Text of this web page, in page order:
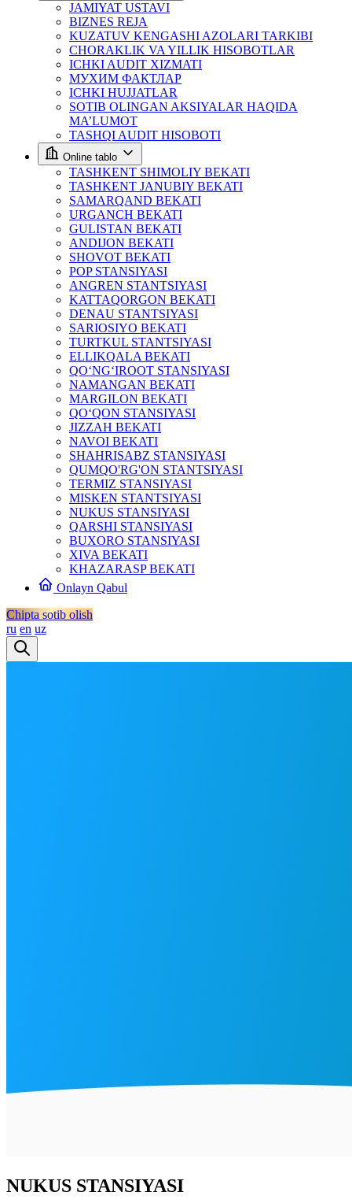
JAMIYAT USTAVI
BIZNES REJA
KUZATUV KENGASHI AZOLARI TARKIBI
CHORAKLIK VA YILLIK HISOBOTLAR
ICHKI AUDIT XIZMATI
МУХИМ ФАКТЛАР
ICHKI HUJJATLAR
SOTIB OLINGAN AKSIYALAR HAQIDA
MA’LUMOT
TASHQI AUDIT HISOBOTI
Online tablo
TASHKENT SHIMOLIY BEKATI
TASHKENT JANUBIY BEKATI
SAMARQAND BEKATI
URGANCH BEKATI
GULISTAN BEKATI
ANDIJON BEKATI
SHOVOT BEKATI
POP STANSIYASI
ANGREN STANTSIYASI
KATTAQORGON BEKATI
DENAU STANTSIYASI
SARIOSIYO BEKATI
TURTKUL STANTSIYASI
ELLIKQALA BEKATI
QO‘NG‘IROOT STANSIYASI
NAMANGAN BEKATI
MARGILON BEKATI
QO‘QON STANSIYASI
JIZZAH BEKATI
NAVOI BEKATI
SHAHRISABZ STANSIYASI
QUMQO'RG'ON STANTSIYASI
TERMIZ STANSIYASI
MISKEN STANTSIYASI
NUKUS STANSIYASI
QARSHI STANSIYASI
BUXORO STANSIYASI
XIVA BEKATI
KHAZARASP BEKATI
Onlayn Qabul
Chipta sotib olish
ru en uz
NUKUS STANSIYASI